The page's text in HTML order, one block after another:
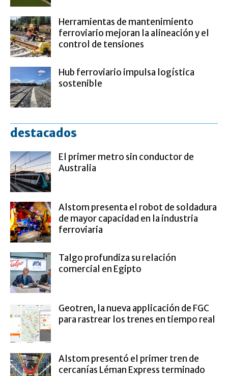
Herramientas de mantenimiento
ferroviario mejoran la alineación y el
control de tensiones
Hub ferroviario impulsa logística
sostenible
destacados
El primer metro sin conductor de
Australia
Alstom presenta el robot de soldadura
de mayor capacidad en la industria
ferroviaria
Talgo profundiza su relación
comercial en Egipto
Geotren, la nueva applicación de FGC
para rastrear los trenes en tiempo real
Alstom presentó el primer tren de
cercanías Léman Express terminado